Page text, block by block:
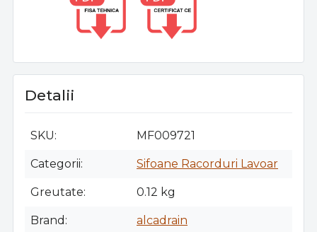
Detalii
SKU MF009721
Categorii Sifoane Racorduri Lavoar
Greutate 0.12 kg
Brand alcadrain